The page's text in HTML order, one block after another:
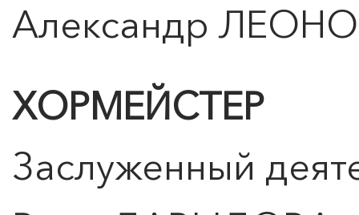
Александр
ХОРМЕЙСТЕР
Заслуженный